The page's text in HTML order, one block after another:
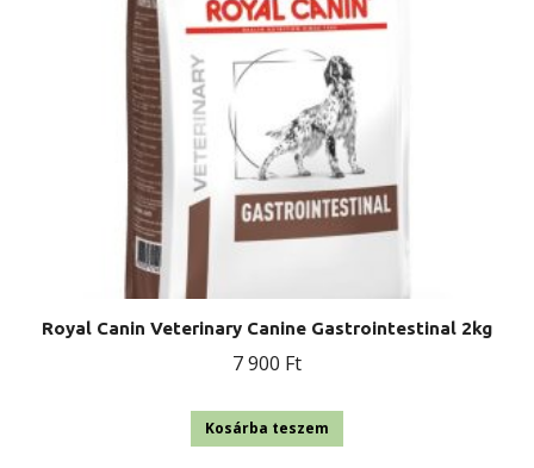
Royal Canin Veterinary Canine Gastrointestinal 2kg
7 900 Ft
Kosárba teszem